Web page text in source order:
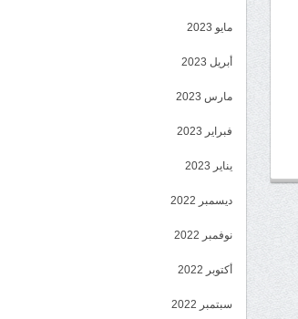
مايو 2023
أبريل 2023
مارس 2023
فبراير 2023
يناير 2023
ديسمبر 2022
نوفمبر 2022
أكتوبر 2022
سبتمبر 2022